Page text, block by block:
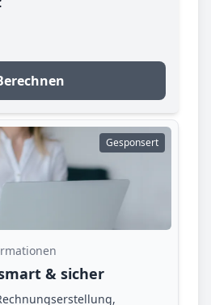
Gesponsert
& sicher